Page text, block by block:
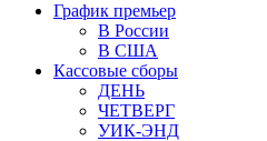
График премьер
В России
В США
Кассовые сборы
ДЕНЬ
ЧЕТВЕРГ
УИК-ЭНД